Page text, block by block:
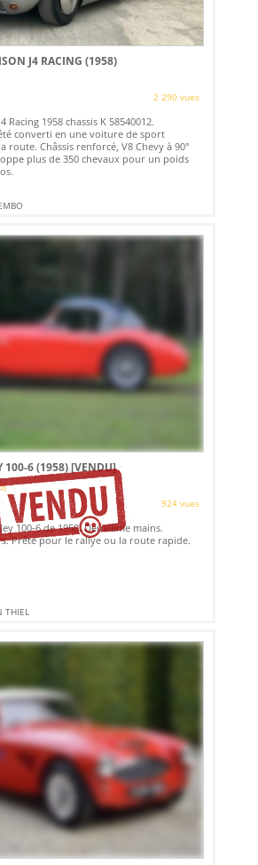
J4 RACING (1958)
2 290 vues
Racing 1958 chassis K 58540012.
converti en une voiture de sport
route. Châssis renforcé, V8 Chevy à 90°
plus de 350 chevaux pour un poids
100-6 (1958)[VENDU]
924 vues
100-6 de 1958. Deuxième mains.
Prête pour le rallye ou la route rapide.
THIEL